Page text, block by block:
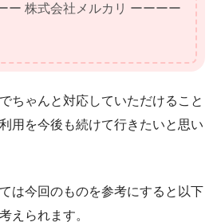
ー 株式会社メルカリ ーーーー
ちゃんと対応していただけること
用を今後も続けて行きたいと思い
は今回のものを参考にすると以下
えられます。